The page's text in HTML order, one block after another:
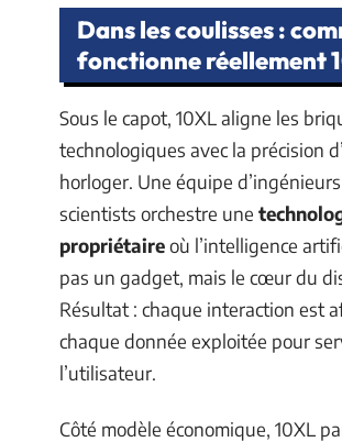
Dans les coulisses :
fonctionne réellement
Sous le capot, 10XL aligne les
technologiques avec la précision
horloger. Une équipe
scientists orchestre une
propriétaireoù l’intelligence
pas un gadget, mais le cœur du
Résultat : chaque interaction est
chaque donnée exploitée pour
l’utilisateur.
Côté modèle économique, 10XL